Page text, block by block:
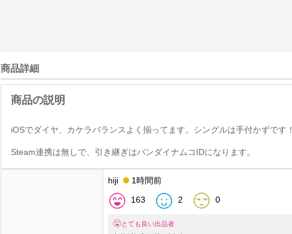
商品詳細
iOSでダイヤ、カケラバランスよく揃ってます。シングルは手付かずです！
Steam連携は無しで、引き継ぎはバンダイナムコIDになります。
hiji 1時間前
163 2 0
とても良い出品者